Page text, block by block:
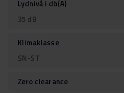
Lydnivå i db(A)
35 dB
Klimaklasse
SN-ST
Zero clearance